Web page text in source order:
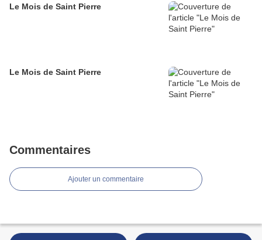
Le Mois de Saint Pierre
Le Mois de Saint Pierre
Commentaires
Ajouter un commentaire